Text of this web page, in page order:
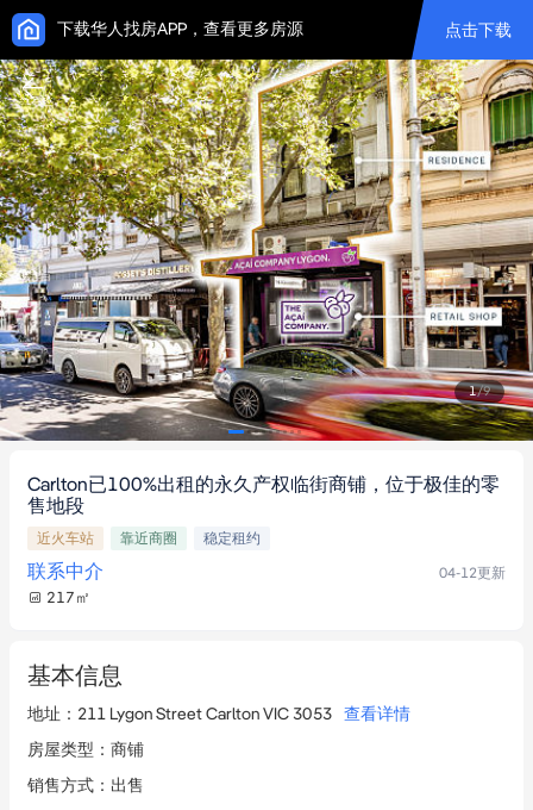
下载华人找房APP，查看更多房源 点击下载
1/9
Carlton已100%出租的永久产权临街商铺，位于极佳的零
售地段
近火车站 靠近商圈 稳定租约
联系中介 04-12更新
217 ㎡
基本信息
地址 ： 211 Lygon Street Carlton VIC 3053
查看详情
房屋类型 ： 商铺
销售方式 ： 出售